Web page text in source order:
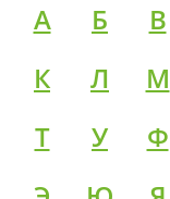
А Б В
К
Л М
Т
У Ф